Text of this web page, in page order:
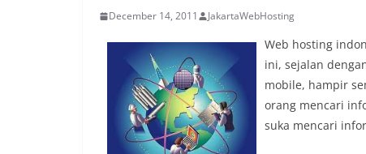
December 14, 2011 JakartaWebHosting
Web hosting
ini, sejalan
mobile, hampir
orang mencari
suka mencari